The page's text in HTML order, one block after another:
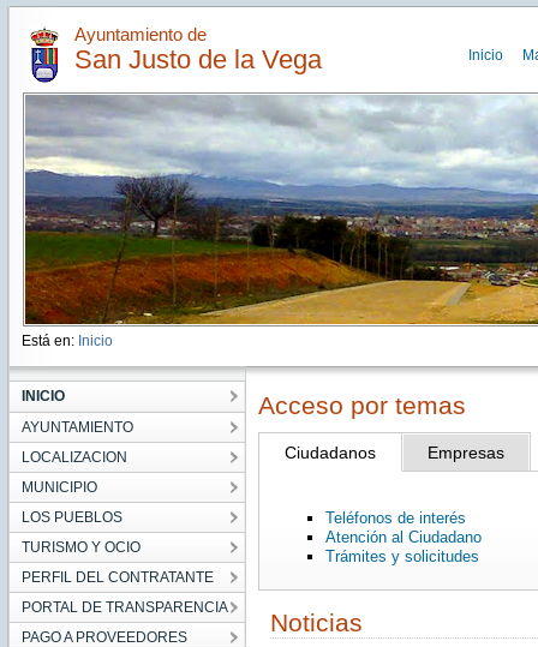
Ayuntamiento de
San Justo de la Vega Inicio
Está en: Inicio
INICIO
AYUNTAMIENTO
LOCALIZACION
MUNICIPIO
LOS PUEBLOS
TURISMO Y OCIO
PERFIL DEL CONTRATANTE
PORTAL DE TRANSPARENCIA
PAGO A PROVEEDORES
Acceso por temas
Ciudadanos Empresas
Teléfonos de interés
Atención al Ciudadano
Trámites y solicitudes
Noticias